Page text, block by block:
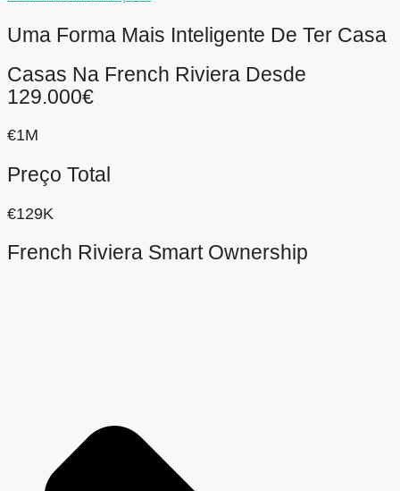
Uma Forma Mais Inteligente De Ter Casa
Casas Na French Riviera Desde
129.000€
€1M
Preço Total
€129K
French Riviera Smart Ownership